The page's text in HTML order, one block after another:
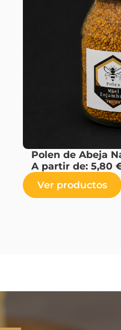
Polen de Abeja
A partir de:5,80
Ver productos